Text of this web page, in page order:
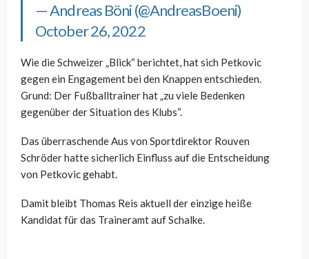
— Andreas Böni (@AndreasBoeni)
October 26, 2022
Wie die Schweizer „Blick“ berichtet, hat sich Petkovic
gegen ein Engagement bei den Knappen entschieden.
Grund: Der Fußballtrainer hat „zu viele Bedenken
gegenüber der Situation des Klubs“.
Das überraschende Aus von Sportdirektor Rouven
Schröder hatte sicherlich Einfluss auf die Entscheidung
von Petkovic gehabt.
Damit bleibt Thomas Reis aktuell der einzige heiße
Kandidat für das Traineramt auf Schalke.